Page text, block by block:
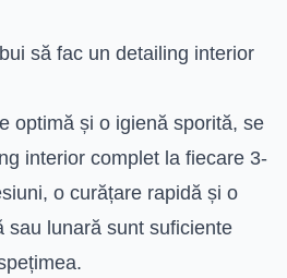
să fac un detailing interior
optimă și o igienă sporită, se
interior complet la fiecare 3-
o curățare rapidă și o
sau lunară sunt suficiente